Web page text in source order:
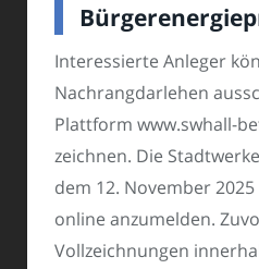
Interessierte Anleger
Nachrangdarlehen
Plattform www.swhall-
zeichnen. Die
dem 12. November
online anzumelden.
Vollzeichnungen